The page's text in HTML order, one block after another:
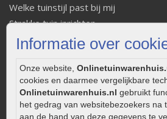
Informatie over
Onze website,
cookies en daarmee vergelijkbare
Onlinetuinwarenhuis.nl gebruikt
het gedrag van websitebezoekers na
aan de hand van deze gegevens te
Welke tuinstijl past bij mij
Strakke tuin inrichten
Legverbanden gebakken bestrating
Aanlegtips voor gebakken bestrating
Zelf een terras aanleggen
Kleine stadstuin inrichten